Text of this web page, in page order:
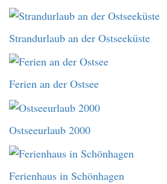
Strandurlaub an der Ostseeküste
Ferien an der Ostsee
Ostseeurlaub 2000
Ferienhaus in Schönhagen